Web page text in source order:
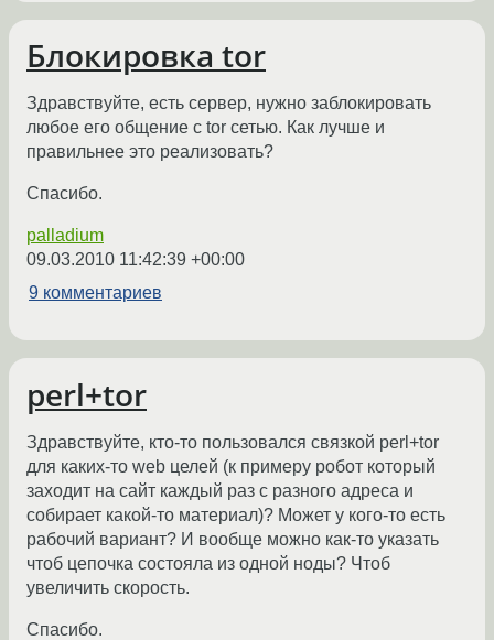
Блокировка tor
Здравствуйте, есть сервер, нужно заблокировать
любое его общение с tor сетью. Как лучше и
правильнее это реализовать?
Спасибо.
palladium
09.03.2010 11:42:39 +00:00
9 комментариев
perl+tor
Здравствуйте, кто-то пользовался связкой perl+tor
для каких-то web целей (к примеру робот который
заходит на сайт каждый раз с разного адреса и
собирает какой-то материал)? Может у кого-то есть
рабочий вариант? И вообще можно как-то указать
чтоб цепочка состояла из одной ноды? Чтоб
увеличить скорость.
Спасибо.